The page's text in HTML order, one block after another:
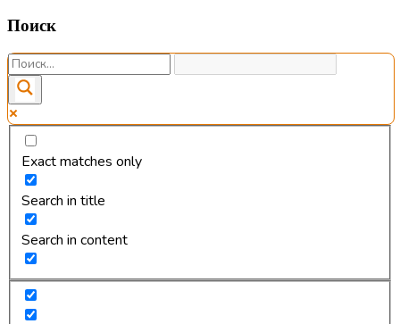
Поиск
Exact matches only
Search in title
Search in content